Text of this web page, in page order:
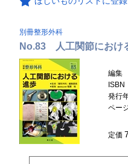
別冊整形外科
No.83 人工関節におけ
編集
ISBN
発行
ペー
定価